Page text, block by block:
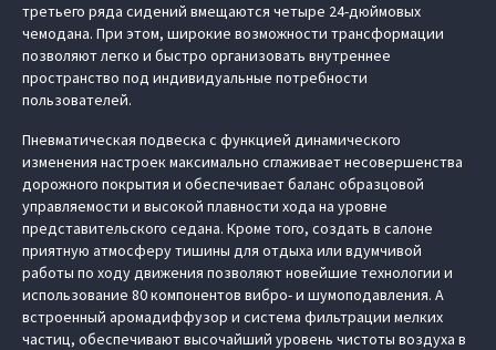
третьего ряда сидений вмещаются четыре 24-дюймовых
чемодана. При этом, широкие возможности трансформации
позволяют легко и быстро организовать внутреннее
пространство под индивидуальные потребности
пользователей.
Пневматическая подвеска с функцией динамического
изменения настроек максимально сглаживает несовершенства
дорожного покрытия и обеспечивает баланс образцовой
управляемости и высокой плавности хода на уровне
представительского седана. Кроме того, создать в салоне
приятную атмосферу тишины для отдыха или вдумчивой
работы по ходу движения позволяют новейшие технологии и
использование 80 компонентов вибро- и шумоподавления. А
встроенный аромадиффузор и система фильтрации мелких
частиц, обеспечивают высочайший уровень чистоты воздуха в